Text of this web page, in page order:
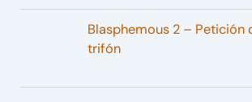
Blasphemous 2 – Petición
trifón